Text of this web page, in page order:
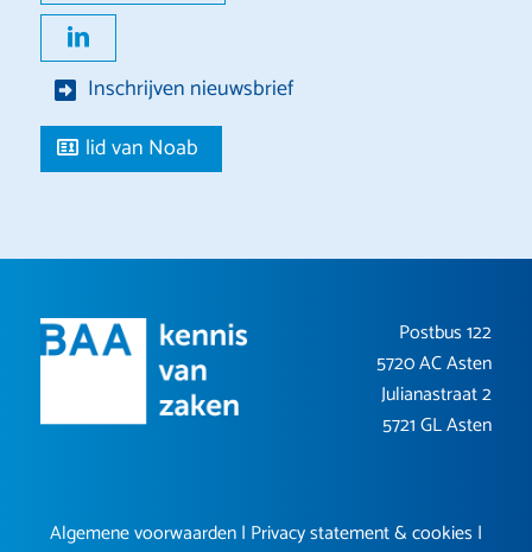
Inschrijven nieuwsbrief
lid van Noab
Postbus 122
5720 AC Asten
Julianastraat 2
5721 GL Asten
Algemene voorwaarden| Privacy statement & cookies|